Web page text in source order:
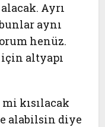
Ayrı
aynı
henüz.
altyapı
kısılacak
alabilsin diye